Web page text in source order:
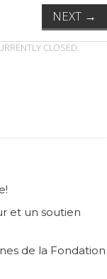
NEXT →
CLOSED.
et un soutien
de la Fondation